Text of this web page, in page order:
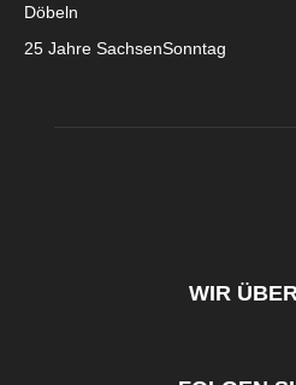
Döbeln
25 Jahre SachsenSonntag
WIR